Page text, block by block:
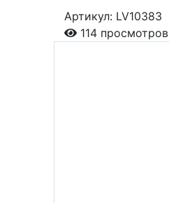
Артикул: LV10383
114 просмотров